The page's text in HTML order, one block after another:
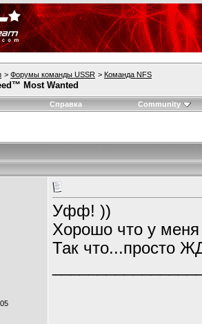
> Форумы команды USSR > Команда NFS
Most Wanted
Справка Community
Уфф! ))
Хорошо что у меня
Так что...просто